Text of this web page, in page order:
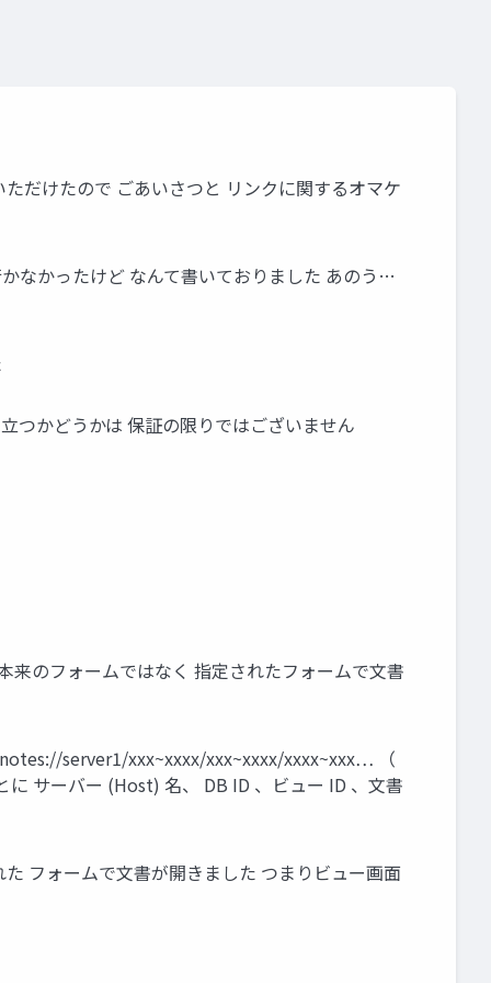
だけたので ごあいさつと リンクに関するオマケ
なかったけど なんて書いておりました あのう…
つかどうかは 保証の限りではございません
来のフォームではなく 指定されたフォームで文書
server1/xxx~xxxx/xxx~xxxx/xxxx~xxx… （
サーバー (Host) 名、 DB ID 、ビュー ID 、文書
フォームで文書が開きました つまりビュー画面